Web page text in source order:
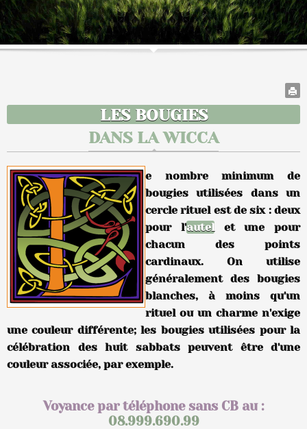
LES BOUGIES
DANS LA WICCA
e nombre minimum de
bougies utilisées dans un
cercle rituel est de six : deux
pour l'autelet une pour
chacun des points
cardinaux. On utilise
généralement des bougies
blanches, à moins qu'un
rituel ou un charme n'exige
une couleur différente; les bougies utilisées pour la
célébration des huit sabbats peuvent être d'une
couleur associée, par exemple.
Voyance par téléphone sans CB au :
08.999.690.99